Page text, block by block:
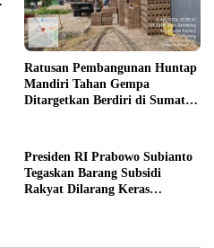
Ratusan Pembangunan Huntap
Mandiri Tahan Gempa
Ditargetkan Berdiri di Sumatra
Presiden RI Prabowo Subianto
Tegaskan Barang Subsidi
Rakyat Dilarang Keras